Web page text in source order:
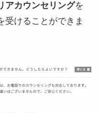
アカウンセリングを
受けることができま